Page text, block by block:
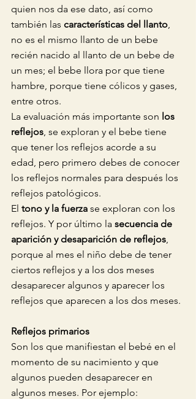
quien nos da ese dato, así como
también las características del llanto
no es el mismo llanto de un bebe
recién nacido al llanto de un bebe de
un mes; el bebe llora por que tiene
hambre, porque tiene cólicos y gases,
entre otros.
La evaluación más importante son los
reflejos , se exploran y el bebe tiene
que tener los reflejos acorde a su
edad, pero primero debes de conocer
los reflejos normales para después los
reflejos patológicos.
El tono y la fuerza se exploran con los
reflejos. Y por último la secuencia de
aparición y desaparición de reflejos
porque al mes el niño debe de tener
ciertos reflejos y a los dos meses
desaparecer algunos y aparecer los
reflejos que aparecen a los dos meses.
Reflejos primarios
Son los que manifiestan el bebé en el
momento de su nacimiento y que
algunos pueden desaparecer en
algunos meses. Por ejemplo: